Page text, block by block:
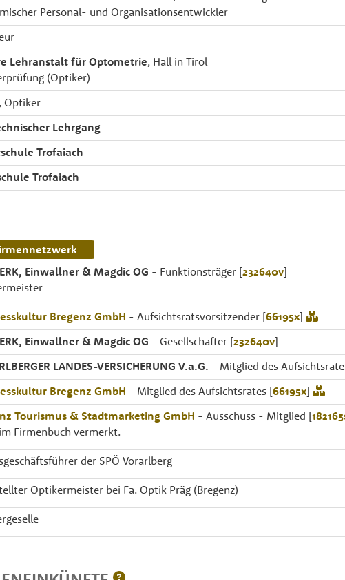
Personal- und Organisationsentwickler
Lehranstalt für Optometrie, Hall in Tirol
(Optiker)
, Optiker
Lehrgang
Trofaiach
Trofaiach
Einwallner & Magdic OG - Funktionsträger [232640v]
Bregenz GmbH - Aufsichtsratsvorsitzender [66195x]
Einwallner & Magdic OG - Gesellschafter [232640v]
LANDES-VERSICHERUNG V.a.G. - Mitglied des
Bregenz GmbH - Mitglied des Aufsichtsrates [66195x]
Tourismus & Stadtmarketing GmbH - Ausschuss - Mitglied [
Firmenbuch vermerkt.
der SPÖ Vorarlberg
Optikermeister bei Fa. Optik Präg (Bregenz)